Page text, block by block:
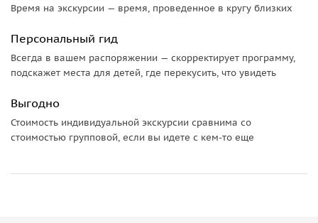
Время на экскурсии — время, проведенное в кругу близких
Персональный гид
Всегда в вашем распоряжении — скорректирует программу,
подскажет места для детей, где перекусить, что увидеть
Выгодно
Стоимость индивидуальной экскурсии сравнима со
стоимостью групповой, если вы идете с кем-то еще